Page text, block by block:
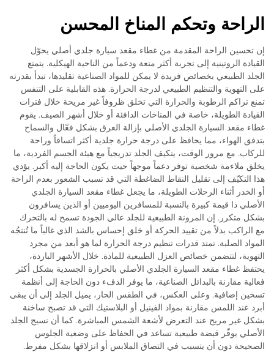
الراحة وتحكم المناخ المحسن
إن تحسين الراحة المقدمة من غطاء مقعد سيارة جلدي أصلي يحوّل
القيادة الروتينية إلى تجربة أكثر متعة ودعماً من الناحية الهيكلية. يتمتع
الجلد الطبيعي بخصائص فريدة لا يمكن للمواد الصناعية تقليدها، تبدأ بقدرته
على التهوية والتنظيم الطبيعي لدرجة الحرارة. هذه القابلية على التنفس
تمنع تراكم الرطوبة والحرارة التي تخلق ظروفاً غير مريحة خلال فترات
القيادة الطويلة، خاصة في المناخات الدافئة أو خلال أشهر الصيف. يقوم
غطاء مقعد السيارة الجلدي الأصلي بإزالة العرق بشكل فعّال والسماح
بتدفق الهواء، مما يحافظ على درجة حرارة جلدية أكثر اتساقاً وراحة
للركاب. مع مرور الوقت، يتكيف الجلد تدريجياً مع هيئة الجسم الفردية، ما
يخلق ملاءمة شخصية توفر دعماً موجهاً حيث يكون الحاجة إليه أكبر. يؤدي
هذا التكيّف إلى تقليل النقاط الضاغطة التي قد تسبب الشعور بعدم الراحة
أو الخدر أثناء الرحلات الطويلة، ما يجعل غطاء مقعد السيارة الجلدي
الأصلي ذا قيمة كبيرة بالنسبة للمسافرين اليوميين أو الذين يسافرون
بشكل متكرر. إن المرونة الطبيعية للجلد عالي الجودة تسمح له بالتحرك
مع الراكب بدلاً من تقييد الحركة أو خلق إحساس بالشد الذي غالباً ما تُنتجُه
المواد الصلبة. تمتد قدرات تنظيم درجة الحرارة لما هو أبعد من مجرد
التهوية، لتتضمن خصائص العزل الطبيعية للمادة. خلال الأشهر الباردة،
يحتفظ غطاء مقعد السيارة الجلدي الأصلي بالحرارة الجسدية بشكل أكثر
فعالية مقارنة بالبدائل الصناعية، ما يوفر الدفء دون الحاجة إلى أنظمة
تسخين إضافية. وعلى العكس، في الطقس الحار، يميل الجلد إلى أن يبقى
أبرد عند اللمس مقارنة بمواد الفينيل أو البلاستيك التي قد تصبح ساخنة
بشكل غير مريح عند التعرض لأشعة الشمس المباشرة. كما أن نسيج الجلد
الأصلي يوفّر قبضة طبيعية تساعد في الحفاظ على وضعية الجلوس
الصحيحة دون أن يتسبب في التصاق الملابس أو انزلاقها بشكل مفرط.